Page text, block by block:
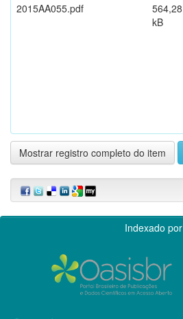
2015AA055.pdf
564,28
kB
Mostrar registro completo do item
Indexado por